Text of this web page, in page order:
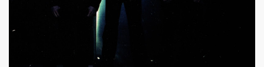
en 1996 de l album "MARIE FRANCE" (paru en 1997)
par la journaliste ALIAS dans "Presto".